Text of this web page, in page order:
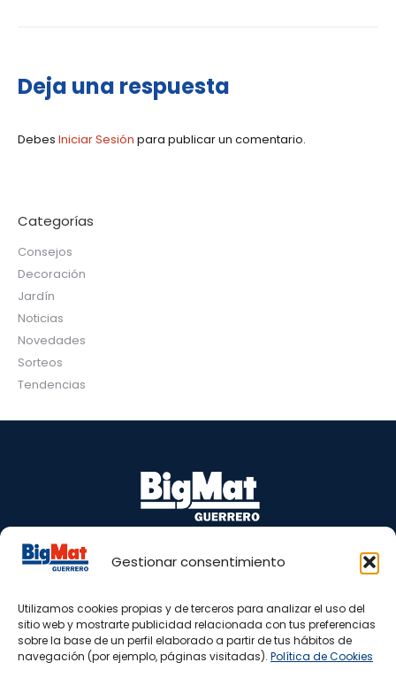
Gestionar consentimiento
Utilizamos cookies propias y de terceros para analizar el uso del
sitio web y mostrarte publicidad relacionada con tus preferencias
sobre la base de un perfil elaborado a partir de tus hábitos de
navegación (por ejemplo, páginas visitadas). Política de Cookies
Deja una respuesta
Debes Iniciar Sesión para publicar un comentario.
Categorías
Consejos
Decoración
Jardín
Noticias
Novedades
Sorteos
Tendencias
Puente Barrero, s/n 29100 Coín – Málaga
www.bigmatguerrero.es
almacen@bigmatguerrero.com